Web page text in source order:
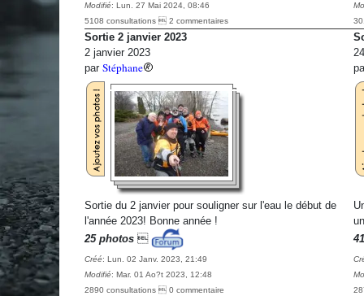
Modifié: Lun. 27 Mai 2024, 08:46
5108 consultations  2 commentaires
Sortie 2 janvier 2023
2 janvier 2023
par Stéphane
Sortie du 2 janvier pour souligner sur l'eau le début de
l'année 2023! Bonne année !
25 photos
Créé: Lun. 02 Janv. 2023, 21:49
Modifié: Mar. 01 Ao?t 2023, 12:48
2890 consultations  0 commentaire